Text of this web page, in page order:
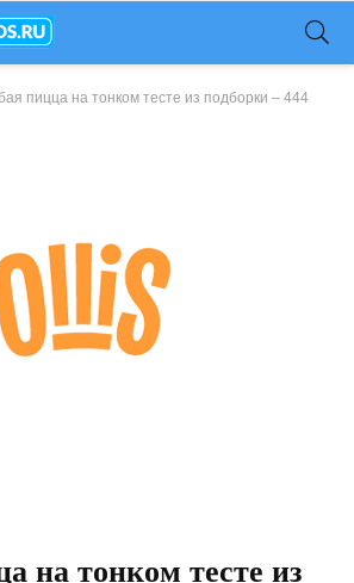
пицца на тонком тесте из подборки – 444
на тонком тесте из